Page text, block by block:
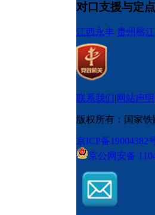
对口支援与定
江西永丰 贵州榕江
联系我们|网站声明
版权所有：国家铁
京ICP备19004382
京公网安备